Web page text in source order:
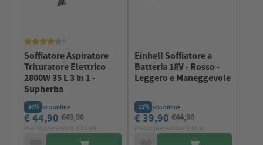
Soffiatore Aspiratore
Trituratore Elettrico
2800W 35 L 3 in 1 -
Supherba
-10% soloonline
€ 44,90 €49,90
Einhell Soffiatore a
Batteria 18V - Rosso -
Leggero e Maneggevole
-11% soloonline
€ 39,90 €44,90